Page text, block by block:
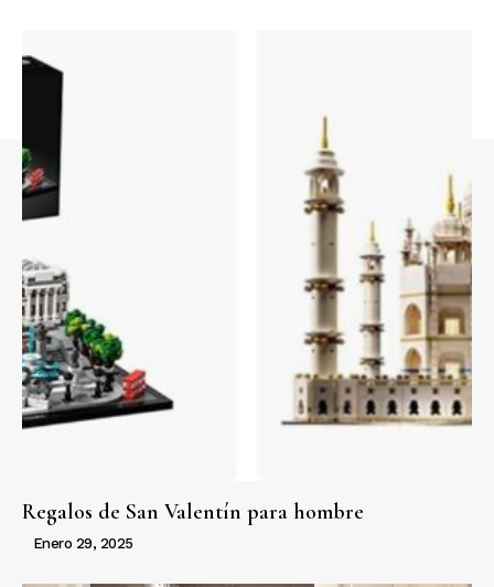
Regalos de San Valentín para hombre
Enero 29, 2025